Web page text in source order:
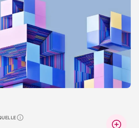
Warum lohnt sich das?